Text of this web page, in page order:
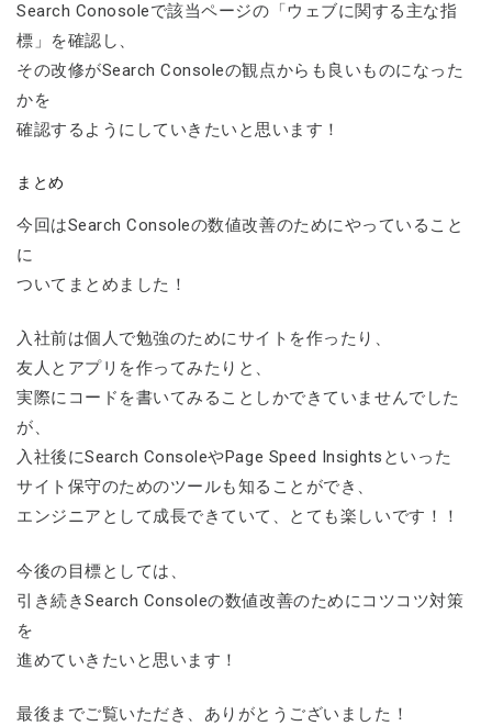
Search Conosoleで該当ページの「ウェブに関する主な指
標」を確認し、
その改修がSearch Consoleの観点からも良いものになった
かを
確認するようにしていきたいと思います！
まとめ
今回はSearch Consoleの数値改善のためにやっていること
に
ついてまとめました！
入社前は個人で勉強のためにサイトを作ったり、
友人とアプリを作ってみたりと、
実際にコードを書いてみることしかできていませんでした
が、
入社後にSearch ConsoleやPage Speed Insightsといった
サイト保守のためのツールも知ることができ、
エンジニアとして成長できていて、とても楽しいです！！
今後の目標としては、
引き続きSearch Consoleの数値改善のためにコツコツ対策
を
進めていきたいと思います！
最後までご覧いただき、ありがとうございました！